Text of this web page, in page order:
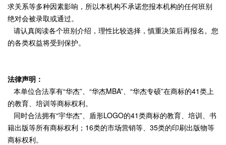
求关系等多种因素影响，所以本机构不承诺您报本机构的任何班别
绝对会被录取或通过。
请认真阅读各个班别介绍，理性比较选择，慎重决策后再报名。您
的各类权益将受到保护。
法律声明：
本单位合法享有“华杰”、“华杰MBA”、“华杰专硕”在商标的41类上
的教育、培训等商标权利。
同时合法拥有“宇华杰”、盾形LOGO的41类商标的教育、培训、书
籍出版等所有商标权利；16类的市场营销等、35类的印刷出版物等
商标权利。